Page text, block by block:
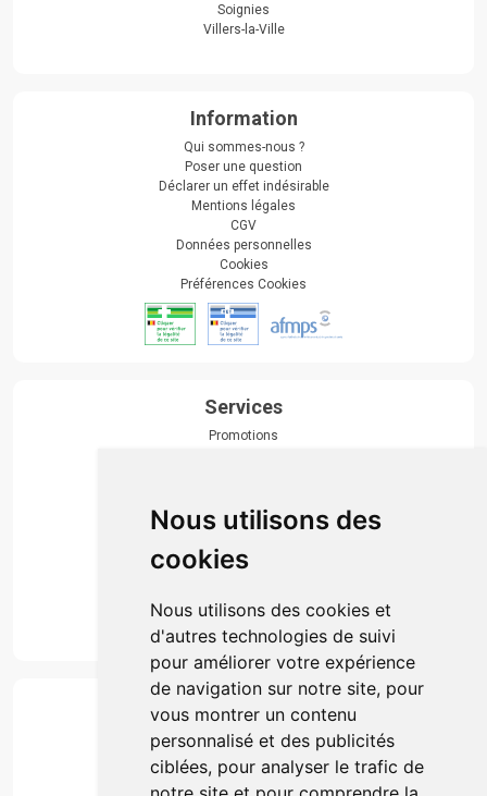
Nous utilisons des
cookies
Nous utilisons des cookies et
d'autres technologies de suivi
pour améliorer votre expérience
de navigation sur notre site, pour
vous montrer un contenu
personnalisé et des publicités
ciblées, pour analyser le trafic de
Soignies
Villers-la-Ville
Information
Qui sommes-nous ?
Poser une question
Déclarer un effet indésirable
Mentions légales
CGV
Données personnelles
Cookies
Préférences Cookies
Services
Promotions
Actualités & conseils
Événements
Marques
Suivez-nous
Paiement
Simple, rapide et 100% sécurisé